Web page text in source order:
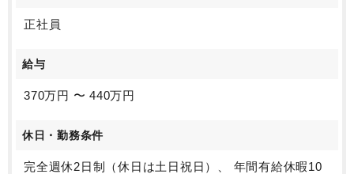
正社員
給与
370万円 〜 440万円
休日・勤務条件
完全週休2日制（休日は土日祝日）、 年間有給休暇10